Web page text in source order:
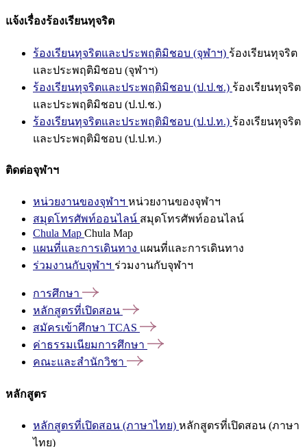
แจ้งเรื่องร้องเรียนทุจริต
ร้องเรียนทุจริตและประพฤติมิชอบ (จุฬาฯ) ร้องเรียนทุจริต
และประพฤติมิชอบ (จุฬาฯ)
ร้องเรียนทุจริตและประพฤติมิชอบ (ป.ป.ช.) ร้องเรียนทุจริต
และประพฤติมิชอบ (ป.ป.ช.)
ร้องเรียนทุจริตและประพฤติมิชอบ (ป.ป.ท.) ร้องเรียนทุจริต
และประพฤติมิชอบ (ป.ป.ท.)
ติดต่อจุฬาฯ
หน่วยงานของจุฬาฯ หน่วยงานของจุฬาฯ
สมุดโทรศัพท์ออนไลน์ สมุดโทรศัพท์ออนไลน์
Chula Map Chula Map
แผนที่และการเดินทาง แผนที่และการเดินทาง
ร่วมงานกับจุฬาฯ ร่วมงานกับจุฬาฯ
การศึกษา
หลักสูตรที่เปิดสอน
สมัครเข้าศึกษา TCAS
ค่าธรรมเนียมการศึกษา
คณะและสำนักวิชา
หลักสูตร
หลักสูตรที่เปิดสอน (ภาษาไทย) หลักสูตรที่เปิดสอน (ภาษา
ไทย)